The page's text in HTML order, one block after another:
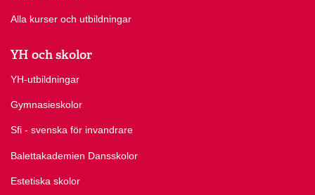
Alla kurser och utbildningar
YH och skolor
YH-utbildningar
Gymnasieskolor
Sfi - svenska för invandrare
Balettakademien Dansskolor
Estetiska skolor